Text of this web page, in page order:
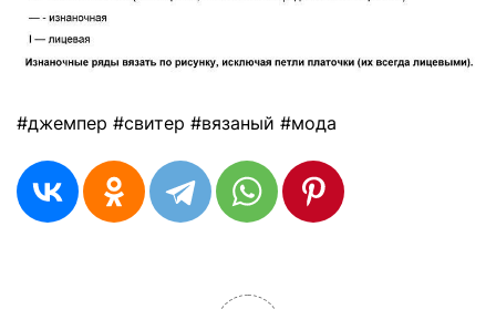
#джемпер #свитер #вязаный #мода